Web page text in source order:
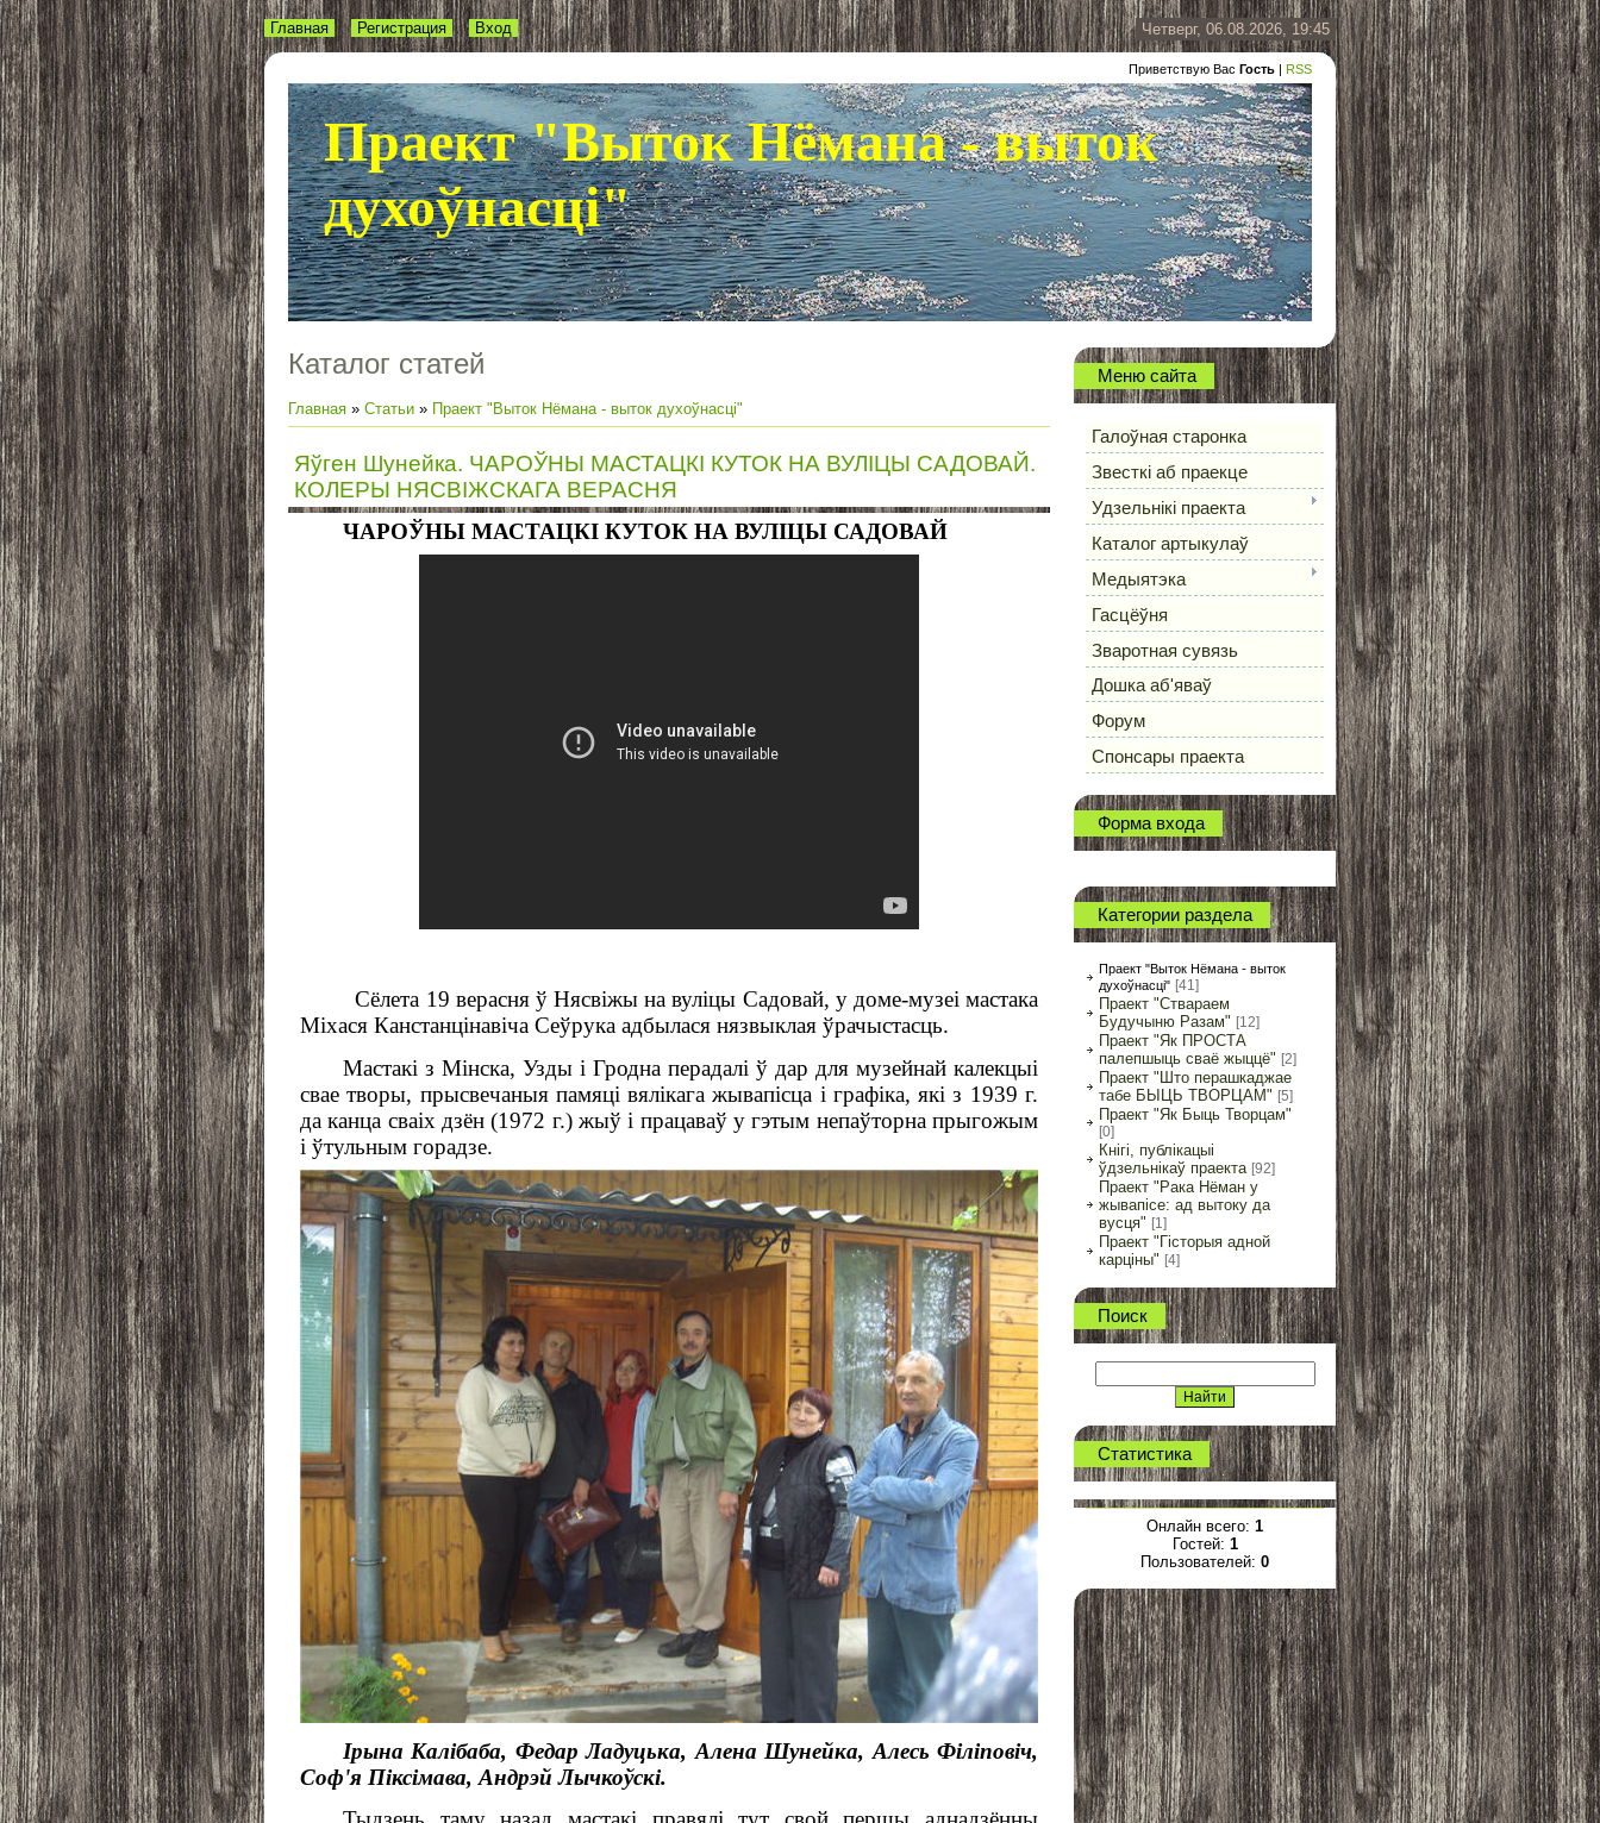
Четверг, 06.08.2026, 19:45
Приветствую Вас Гость | RSS
Праект "Выток Нёмана - выток
духоўнасці"
Главная Регистрация Вход
Каталог статей
Главная » Статьи » Праект "Выток Нёмана - выток духоўнасці"
Яўген Шунейка. ЧАРОЎНЫ МАСТАЦКІ КУТОК НА ВУЛІЦЫ САДОВАЙ.
КОЛЕРЫ НЯСВІЖСКАГА ВЕРАСНЯ
ЧАРОЎНЫ МАСТАЦКІ КУТОК НА ВУЛІЦЫ САДОВАЙ
Сёлета 19 верасня ў Нясвіжы на вуліцы Садовай, у доме-музеі мастака
Міхася Канстанцінавіча Сеўрука адбылася нязвыклая ўрачыстасць.
Мастакі з Мінска, Узды і Гродна перадалі ў дар для музейнай калекцыі
свае творы, прысвечаныя памяці вялікага жывапісца і графіка, які з 1939 г.
да канца сваіх дзён (1972 г.) жыў і працаваў у гэтым непаўторна прыгожым
і ўтульным горадзе.
Ірына Калібаба, Федар Ладуцька, Алена Шунейка, Алесь Філіповіч,
Соф'я Піксімава, Андрэй Лычкоўскі.
Меню сайта
Галоўная старонка
Звесткі аб праекце
Удзельнікі праекта
Каталог артыкулаў
Медыятэка
Гасцёўня
Зваротная сувязь
Дошка аб'яваў
Форум
Спонсары праекта
Форма входа
Категории раздела
Праект "Выток Нёмана - выток
духоўнасці" [41]
Праект "Ствараем
Будучыню Разам" [12]
Праект "Як ПРОСТА
палепшыць сваё жыццё" [2]
Праект "Што перашкаджае
табе БЫЦЬ ТВОРЦАМ" [5]
Праект "Як Быць Творцам"
[0]
Кнігі, публікацыі
ўдзельнікаў праекта [92]
Праект "Рака Нёман у
жывапісе: ад вытоку да
вусця" [1]
Праект "Гісторыя адной
карціны" [4]
Поиск
Статистика
Онлайн всего: 1
Гостей: 1
Пользователей: 0